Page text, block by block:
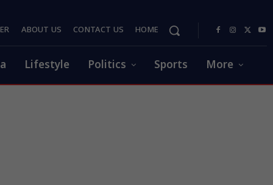
ABOUT US CONTACT US HOME
Lifestyle Politics Sports More